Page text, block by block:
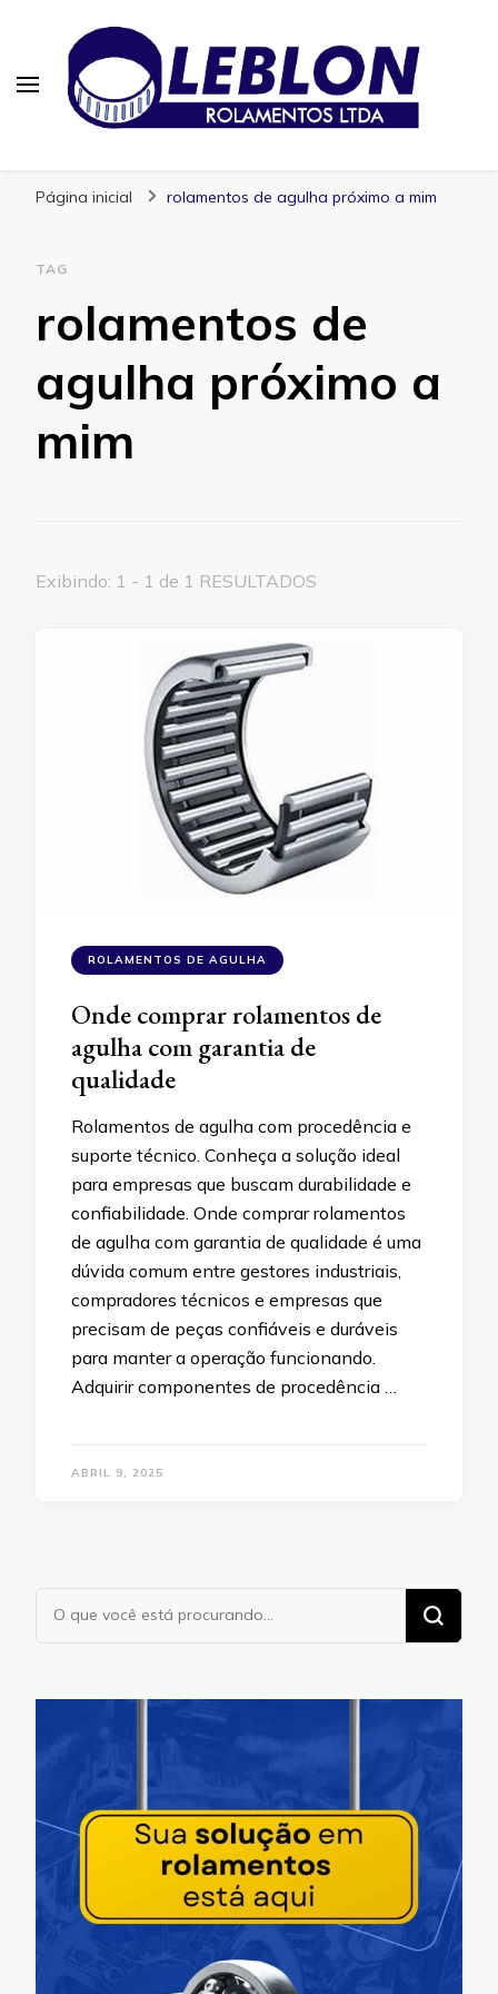
Página inicial rolamentos de agulha próximo a mim
TAG
rolamentos de
agulha próximo a
mim
Exibindo: 1 - 1 de 1 RESULTADOS
ROLAMENTOS DE AGULHA
Onde comprar rolamentos de
agulha com garantia de
qualidade
Rolamentos de agulha com procedência e
suporte técnico. Conheça a solução ideal
para empresas que buscam durabilidade e
confiabilidade. Onde comprar rolamentos
de agulha com garantia de qualidade é uma
dúvida comum entre gestores industriais,
compradores técnicos e empresas que
precisam de peças confiáveis e duráveis
para manter a operação funcionando.
Adquirir componentes de procedência …
ABRIL 9, 2025
Procurando
algo?